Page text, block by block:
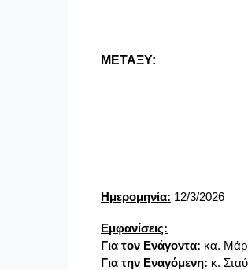
ΜΕΤΑΞΥ:
Ημερομηνία: 12/3/2026
Εμφανίσεις:
Για τον Ενάγοντα: κα.
Για την Εναγόμενη: κ.